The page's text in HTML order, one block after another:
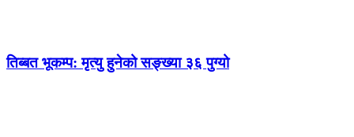
तिब्बत भूकम्प: मृत्यु हुनेको सङ्ख्या ३६ पुग्यो